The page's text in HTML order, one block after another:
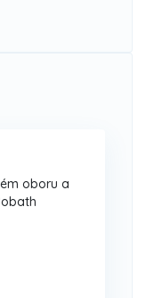
oboru a